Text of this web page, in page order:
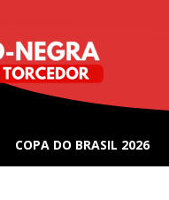
COPA DO BRASIL 2026